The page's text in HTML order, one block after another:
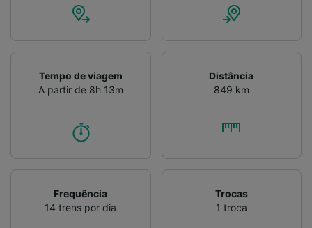
Tempo de viagem
A partir de 8h 13m
Distância
849 km
Frequência
14 trens por dia
Trocas
1 troca
Verificar ativamente as características do
dispositivo para identificação. Armazenar e/ou
acessar informações em um dispositivo.
Publicidade e conteúdo personalizados,
de público e desenvolvimento de serviços..